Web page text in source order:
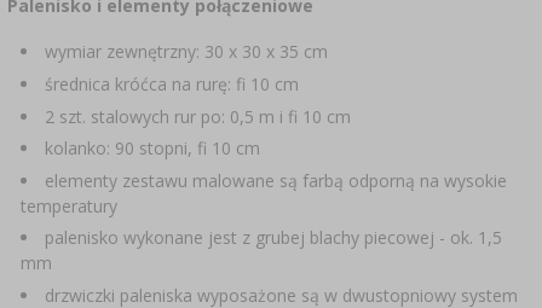
Palenisko i elementy połączeniowe
wymiar zewnętrzny: 30 x 30 x 35 cm
średnica króćca na rurę: fi 10 cm
2 szt. stalowych rur po: 0,5 m i fi 10 cm
kolanko: 90 stopni, fi 10 cm
elementy zestawu malowane są farbą odporną na wysokie
temperatury
palenisko wykonane jest z grubej blachy piecowej - ok. 1,5
mm
drzwiczki paleniska wyposażone są w dwustopniowy system